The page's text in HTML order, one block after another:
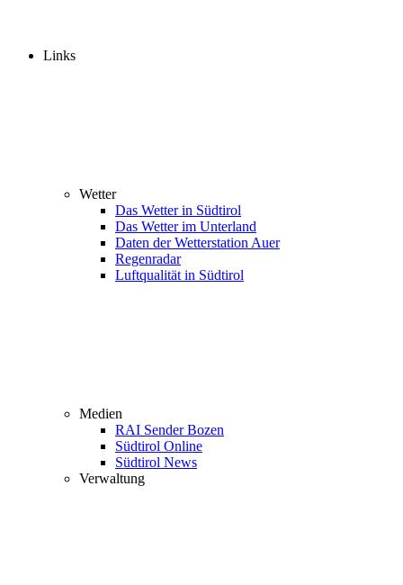
Links
Wetter
Das Wetter in Südtirol
Das Wetter im Unterland
Daten der Wetterstation Auer
Regenradar
Luftqualität in Südtirol
Medien
RAI Sender Bozen
Südtirol Online
Südtirol News
Verwaltung